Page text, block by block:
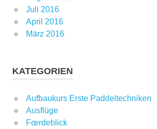
Juli 2016
April 2016
März 2016
KATEGORIEN
Aufbaukurs Erste Paddeltechniken
Ausflüge
Fœrdeblick